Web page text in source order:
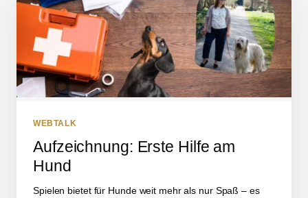
WEBTALK
Aufzeichnung: Erste Hilfe am
Hund
Spielen bietet für Hunde weit mehr als nur Spaß – es